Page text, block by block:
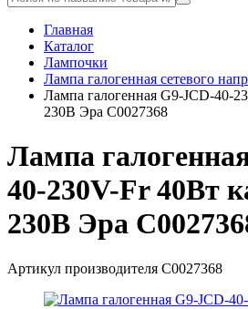
Главная
Каталог
Лампочки
Лампа галогенная сетевого
Лампа галогенная G9-JCD-40-
230В Эра C0027368
Лампа
40-230V-Fr 40Вт
230В Эра
Артикул производителя C0027368